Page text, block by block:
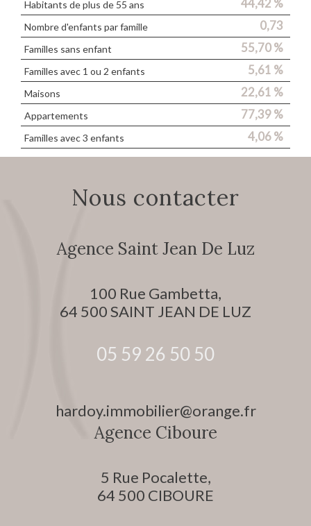
Habitants de plus de 55 ans 44,42 %
Nombre d'enfants par famille 0,73
Familles sans enfant 55,70 %
Familles avec 1 ou 2 enfants 5,61 %
Maisons 22,61 %
Appartements 77,39 %
Familles avec 3 enfants 4,06 %
Nous contacter
Agence Saint Jean De Luz
100 Rue Gambetta,
64 500SAINT JEAN DE LUZ
05 59 26 50 50
Agence Ciboure
5 Rue Pocalette,
64 500 CIBOURE
hardoy.immobilier@orange.fr